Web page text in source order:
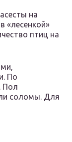
на
«лесенкой»
птиц на
По
Пол
соломы. Для